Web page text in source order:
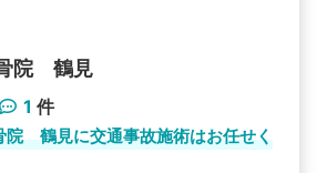
細条件で絞り込む
その他の検索方法
院 鶴見
1 件
院 鶴見に交通事故施術はお任せく